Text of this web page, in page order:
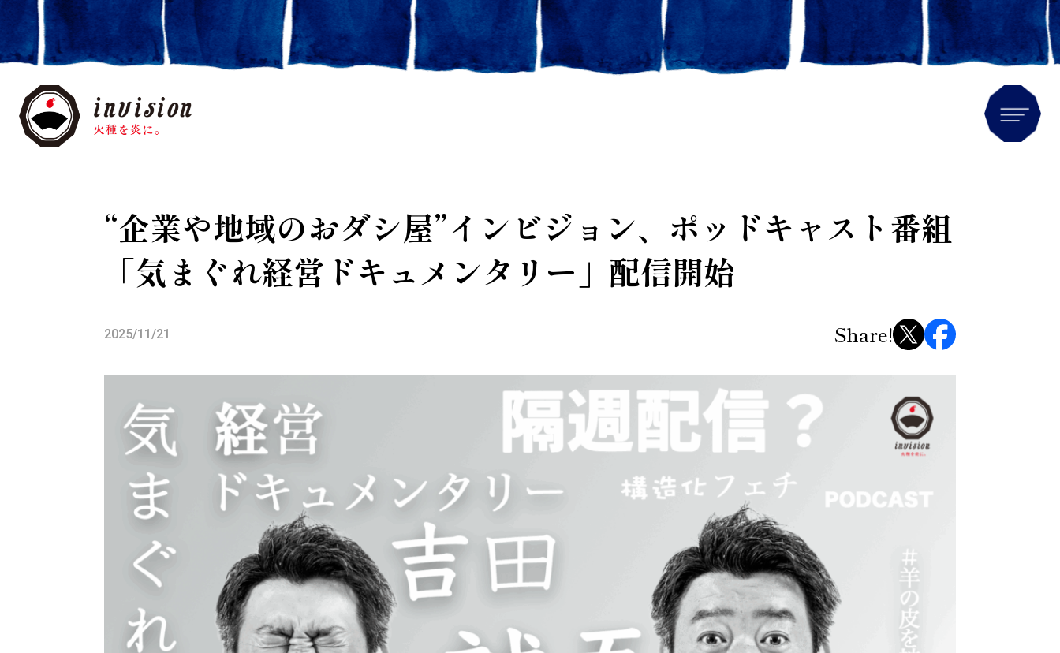
“企業や地域のおダシ屋”インビジョン、ポッドキャスト番組
「気まぐれ経営ドキュメンタリー」配信開始
2025/11/21 Share!